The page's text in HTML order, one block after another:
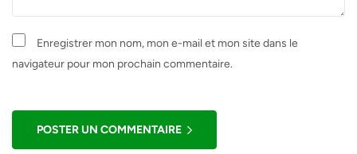
Enregistrer mon nom, mon e-mail et mon site dans le
navigateur pour mon prochain commentaire.
POSTER UN COMMENTAIRE